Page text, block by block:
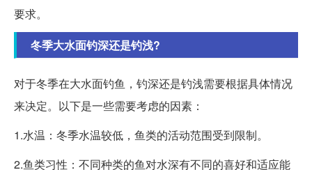
要求。
冬季大水面钓深还是钓浅?
对于冬季在大水面钓鱼，钓深还是钓浅需要根据具体情况
来决定。以下是一些需要考虑的因素：
1.水温：冬季水温较低，鱼类的活动范围受到限制。
2.鱼类习性：不同种类的鱼对水深有不同的喜好和适应能